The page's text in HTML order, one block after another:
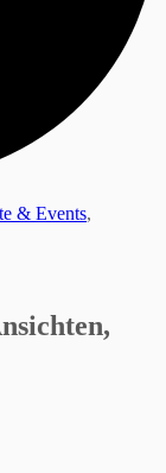
& Events,